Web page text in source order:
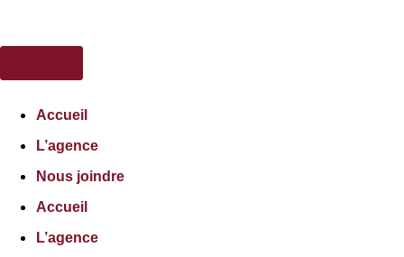
Accueil
L’agence
Nous joindre
Accueil
L’agence